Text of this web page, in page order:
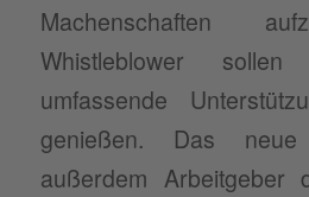
Machenschaften
Whistleblower
umfassende
genießen. Das
außerdem